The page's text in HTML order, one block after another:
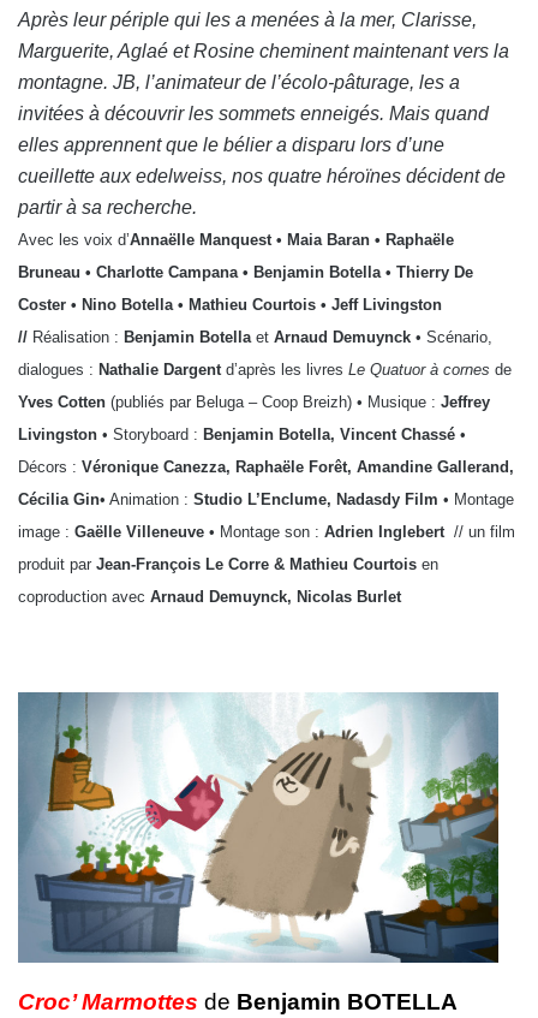
Après leur périple qui les a menées à la mer, Clarisse,
Marguerite, Aglaé et Rosine cheminent maintenant vers la
montagne. JB, l’animateur de l’écolo-pâturage, les a
invitées à découvrir les sommets enneigés. Mais quand
elles apprennent que le bélier a disparu lors d’une
cueillette aux edelweiss, nos quatre héroïnes décident de
partir à sa recherche.
Avec les voix d’Annaëlle Manquest • Maia Baran • Raphaële
Bruneau • Charlotte Campana • Benjamin Botella • Thierry De
Coster • Nino Botella • Mathieu Courtois • Jeff Livingston
// Réalisation : Benjamin Botella et Arnaud Demuynck • Scénario,
dialogues : Nathalie Dargent d’après les livres Le Quatuor à cornes de
Yves Cotten (publiés par Beluga – Coop Breizh) • Musique : Jeffrey
Livingston • Storyboard : Benjamin Botella, Vincent Chassé •
Décors : Véronique Canezza, Raphaële Forêt, Amandine Gallerand,
Cécilia Gin• Animation : Studio L’Enclume, Nadasdy Film • Montage
image : Gaëlle Villeneuve • Montage son : Adrien Inglebert // un film
produit par Jean-François Le Corre & Mathieu Courtois en
coproduction avec Arnaud Demuynck, Nicolas Burlet
Croc’ Marmottes de Benjamin BOTELLA